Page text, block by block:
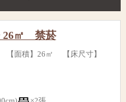
26㎡ 禁菸
【面積】26㎡ 【床尺寸】